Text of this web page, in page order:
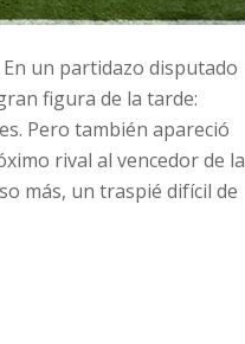
un partidazo disputado
figura de la tarde:
Pero también apareció
rival al vencedor de la
más, un traspié difícil de